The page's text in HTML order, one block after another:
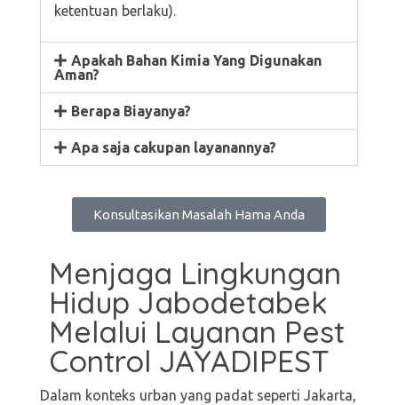
ketentuan berlaku).
Apakah Bahan Kimia Yang Digunakan
Aman?
Berapa Biayanya?
Apa saja cakupan layanannya?
Konsultasikan Masalah Hama Anda
Menjaga Lingkungan
Hidup Jabodetabek
Melalui Layanan Pest
Control JAYADIPEST
Dalam konteks urban yang padat seperti Jakarta,